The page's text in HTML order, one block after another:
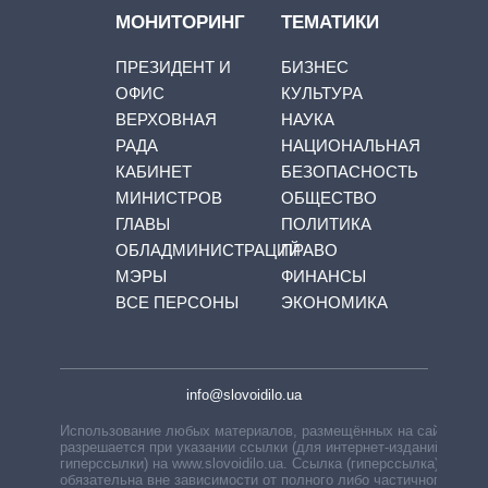
МОНИТОРИНГ
ПРЕЗИДЕНТ И
ОФИС
ВЕРХОВНАЯ
РАДА
КАБИНЕТ
МИНИСТРОВ
ГЛАВЫ
ОБЛАДМИНИСТРАЦИЙ
МЭРЫ
ВСЕ ПЕРСОНЫ
ТЕМАТИКИ
БИЗНЕС
КУЛЬТУРА
НАУКА
НАЦИОНАЛЬНАЯ
БЕЗОПАСНОСТЬ
ОБЩЕСТВО
ПОЛИТИКА
ПРАВО
ФИНАНСЫ
ЭКОНОМИКА
info@slovoidilo.ua
Использование любых материалов, размещённых на сайте,
разрешается при указании ссылки (для интернет-изданий —
гиперссылки) на www.slovoidilo.ua. Ссылка (гиперссылка)
обязательна вне зависимости от полного либо частичного